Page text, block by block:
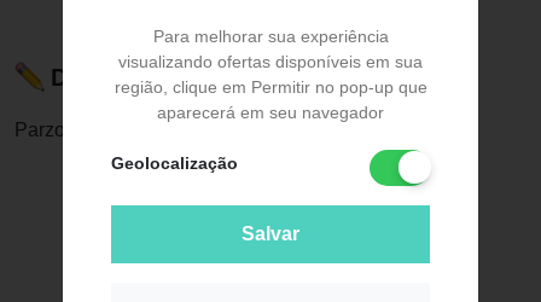
Para melhorar sua experiência
visualizando ofertas disponíveis em sua
região, clique em Permitir no pop-up que
aparecerá em seu navegador
Geolocalização
Salvar
Descrição do Produto
Parzo 200mg Aché 15 Cápsulas Dura